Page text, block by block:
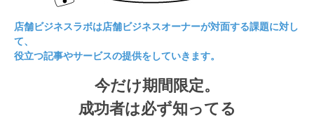
店舗ビジネスラボは店舗ビジネスオーナーが対面する課題に対し
て、
役立つ記事やサービスの提供をしていきます。
今だけ期間限定。
成功者は必ず知ってる